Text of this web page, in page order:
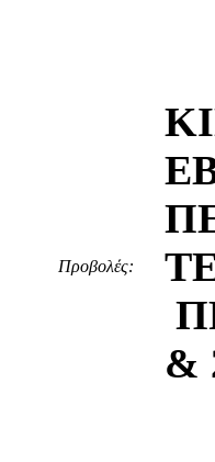
Προβολές:
&